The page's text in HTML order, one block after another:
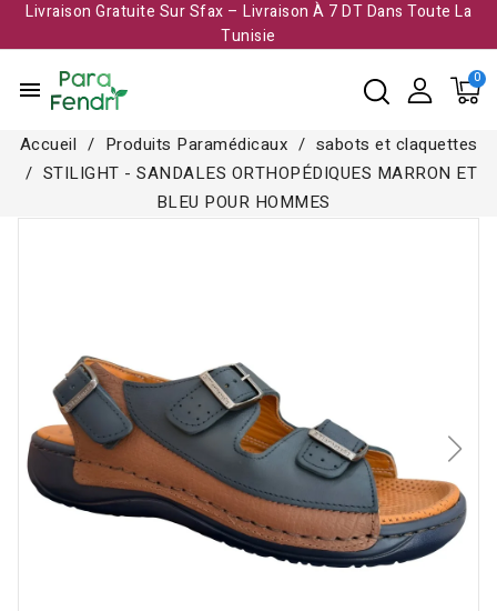
Livraison Gratuite Sur Sfax – Livraison À 7 DT Dans Toute La
Tunisie​
menu
Accueil Produits Paramédicaux
sabots et claquettes
STILIGHT - SANDALES ORTHOPÉDIQUES MARRON ET
BLEU POUR HOMMES